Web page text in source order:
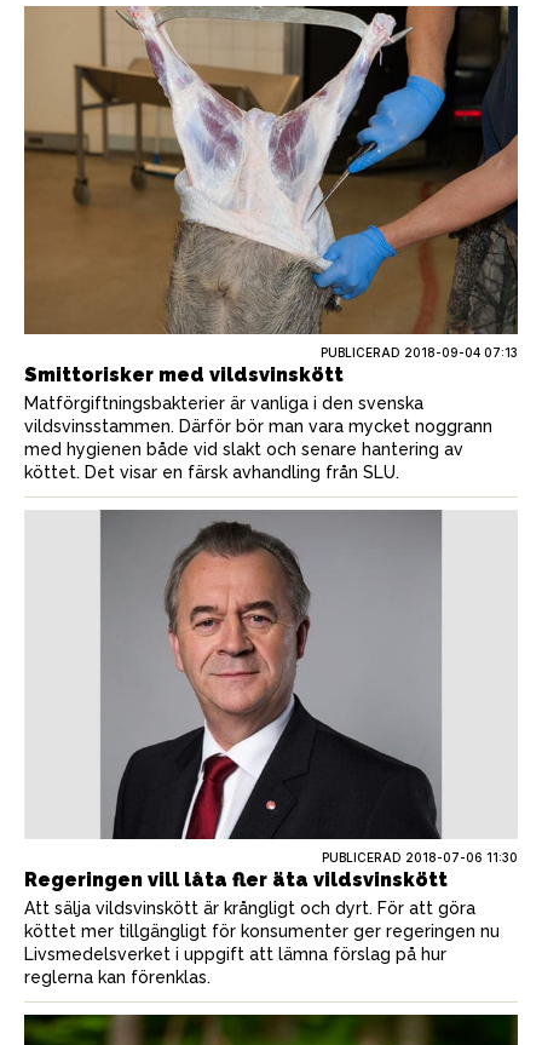
PUBLICERAD 2018-09-04 07:13
Smittorisker med vildsvinskött
Matförgiftningsbakterier är vanliga i den svenska
vildsvinsstammen. Därför bör man vara mycket noggrann
med hygienen både vid slakt och senare hantering av
köttet. Det visar en färsk avhandling från SLU.
PUBLICERAD 2018-07-06 11:30
Regeringen vill låta fler äta vildsvinskött
Att sälja vildsvinskött är krångligt och dyrt. För att göra
köttet mer tillgängligt för konsumenter ger regeringen nu
Livsmedelsverket i uppgift att lämna förslag på hur
reglerna kan förenklas.